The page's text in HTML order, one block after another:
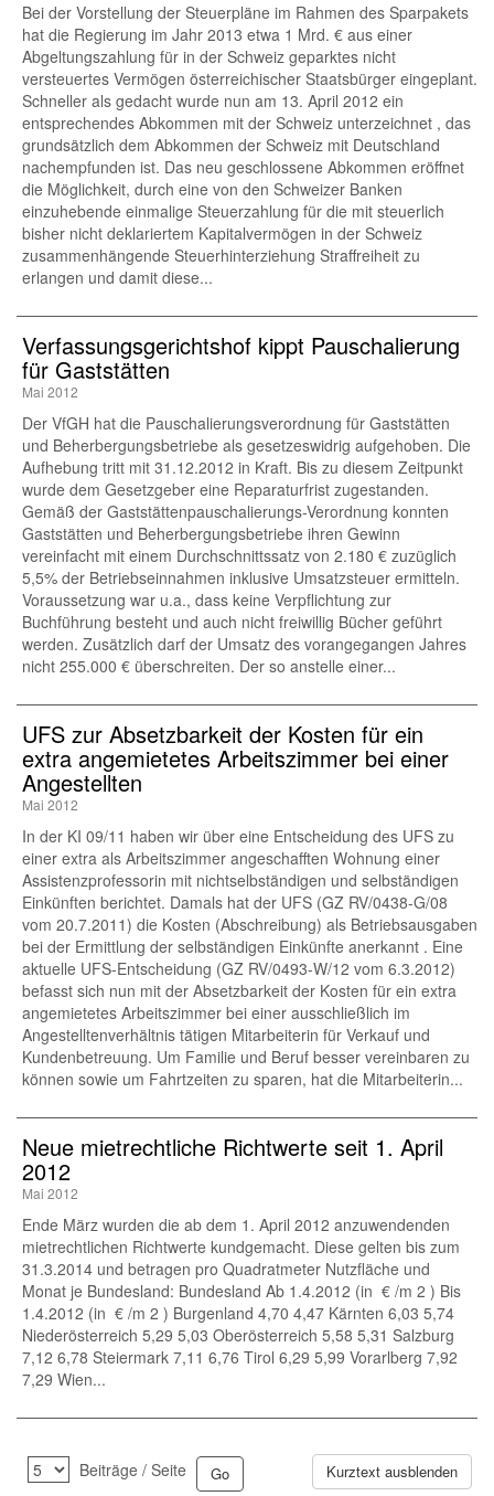
Bei der Vorstellung der Steuerpläne im Rahmen des Sparpakets
hat die Regierung im Jahr 2013 etwa 1 Mrd. € aus einer
Abgeltungszahlung für in der Schweiz geparktes nicht
versteuertes Vermögen österreichischer Staatsbürger eingeplant.
Schneller als gedacht wurde nun am 13. April 2012 ein
entsprechendes Abkommen mit der Schweiz unterzeichnet , das
grundsätzlich dem Abkommen der Schweiz mit Deutschland
nachempfunden ist. Das neu geschlossene Abkommen eröffnet
die Möglichkeit, durch eine von den Schweizer Banken
einzuhebende einmalige Steuerzahlung für die mit steuerlich
bisher nicht deklariertem Kapitalvermögen in der Schweiz
zusammenhängende Steuerhinterziehung Straffreiheit zu
erlangen und damit diese...
Verfassungsgerichtshof kippt Pauschalierung
für Gaststätten
Mai 2012
Der VfGH hat die Pauschalierungsverordnung für Gaststätten
und Beherbergungsbetriebe als gesetzeswidrig aufgehoben. Die
Aufhebung tritt mit 31.12.2012 in Kraft. Bis zu diesem Zeitpunkt
wurde dem Gesetzgeber eine Reparaturfrist zugestanden.
Gemäß der Gaststättenpauschalierungs-Verordnung konnten
Gaststätten und Beherbergungsbetriebe ihren Gewinn
vereinfacht mit einem Durchschnittssatz von 2.180 € zuzüglich
5,5% der Betriebseinnahmen inklusive Umsatzsteuer ermitteln.
Voraussetzung war u.a., dass keine Verpflichtung zur
Buchführung besteht und auch nicht freiwillig Bücher geführt
werden. Zusätzlich darf der Umsatz des vorangegangen Jahres
nicht 255.000 € überschreiten. Der so anstelle einer...
UFS zur Absetzbarkeit der Kosten für ein
extra angemietetes Arbeitszimmer bei einer
Angestellten
Mai 2012
In der KI 09/11 haben wir über eine Entscheidung des UFS zu
einer extra als Arbeitszimmer angeschafften Wohnung einer
Assistenzprofessorin mit nichtselbständigen und selbständigen
Einkünften berichtet. Damals hat der UFS (GZ RV/0438-G/08
vom 20.7.2011) die Kosten (Abschreibung) als Betriebsausgaben
bei der Ermittlung der selbständigen Einkünfte anerkannt . Eine
aktuelle UFS-Entscheidung (GZ RV/0493-W/12 vom 6.3.2012)
befasst sich nun mit der Absetzbarkeit der Kosten für ein extra
angemietetes Arbeitszimmer bei einer ausschließlich im
Angestelltenverhältnis tätigen Mitarbeiterin für Verkauf und
Kundenbetreuung. Um Familie und Beruf besser vereinbaren zu
können sowie um Fahrtzeiten zu sparen, hat die Mitarbeiterin...
Neue mietrechtliche Richtwerte seit 1. April
2012
Mai 2012
Ende März wurden die ab dem 1. April 2012 anzuwendenden
mietrechtlichen Richtwerte kundgemacht. Diese gelten bis zum
31.3.2014 und betragen pro Quadratmeter Nutzfläche und
Monat je Bundesland: Bundesland Ab 1.4.2012 (in € /m 2 ) Bis
1.4.2012 (in € /m 2 ) Burgenland 4,70 4,47 Kärnten 6,03 5,74
Niederösterreich 5,29 5,03 Oberösterreich 5,58 5,31 Salzburg
7,12 6,78 Steiermark 7,11 6,76 Tirol 6,29 5,99 Vorarlberg 7,92
7,29 Wien...
Beiträge / Seite Kurztext ausblenden